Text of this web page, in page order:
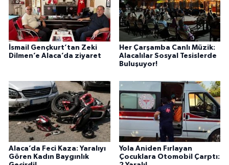
İsmail Gençkurt’tan Zeki
Dilmen’e Alaca’da ziyaret
Her Çarşamba Canlı Müzik:
Alacalılar Sosyal Tesislerde
Buluşuyor!
Alaca’da Feci Kaza: Yaralıyı
Gören Kadın Baygınlık
Yola Aniden Fırlayan
Çocuklara Otomobil Çarptı: